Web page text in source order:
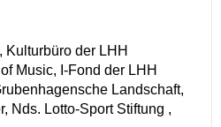
Kulturbüro der LHH
Music, I-Fond der LHH
Landschaft,
Nds. Lotto-Sport Stiftung ,